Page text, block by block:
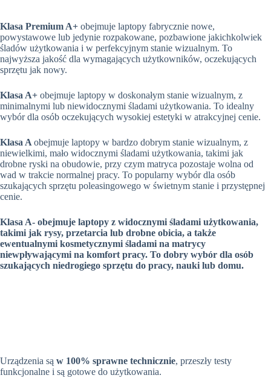
Klasa Premium A+ obejmuje laptopy fabrycznie nowe,
powystawowe lub jedynie rozpakowane, pozbawione jakichkolwiek
śladów użytkowania i w perfekcyjnym stanie wizualnym. To
najwyższa jakość dla wymagających użytkowników, oczekujących
sprzętu jak nowy.
Klasa A+ obejmuje laptopy w doskonałym stanie wizualnym, z
minimalnymi lub niewidocznymi śladami użytkowania. To idealny
wybór dla osób oczekujących wysokiej estetyki w atrakcyjnej cenie.
Klasa A obejmuje laptopy w bardzo dobrym stanie wizualnym, z
niewielkimi, mało widocznymi śladami użytkowania, takimi jak
drobne ryski na obudowie, przy czym matryca pozostaje wolna od
wad w trakcie normalnej pracy. To popularny wybór dla osób
szukających sprzętu poleasingowego w świetnym stanie i przystępnej
cenie.
Klasa A- obejmuje laptopy z widocznymi śladami użytkowania,
takimi jak rysy, przetarcia lub drobne obicia, a także
ewentualnymi kosmetycznymi śladami na matrycy
niewpływającymi na komfort pracy. To dobry wybór dla osób
szukających niedrogiego sprzętu do pracy, nauki lub domu.
Urządzenia są w 100% sprawne technicznie, przeszły testy
funkcjonalne i są gotowe do użytkowania.